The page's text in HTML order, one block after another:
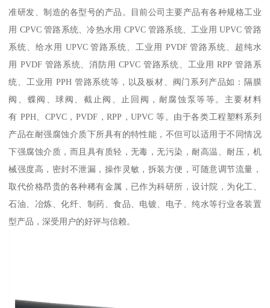
准研发、制造的各型号的产品。目前公司主要产品有各种规格工业
用 CPVC 管路系统、冷热水用 CPVC 管路系统、工业用 UPVC 管路
系统、给水用 UPVC 管路系统、工业用 PVDF 管路系统、超纯水
用 PVDF 管路系统、消防用 CPVC 管路系统、工业用 RPP 管路系
统、工业用 PPH 管路系统等，以及板材、阀门系列产品如：隔膜
阀、蝶阀、球阀、截止阀、止回阀，耐腐蚀泵等等。主要材料
有 PPH、CPVC，PVDF，RPP，UPVC 等。由于各类工程塑料系列
产品在耐强腐蚀介质下所具有的特性能，不但可以适用于不同情况
下强腐蚀介质，而且具有质轻，无毒，无污染，耐高温、耐压，机
械强度高，密封不泄漏，操作灵敏，拆装方便，可随意调节流量，
取代价格昂贵的各种稀有金属，已作为科研所，设计院，为化工、
石油、冶炼、化纤、制药、食品、电镀、电子、纯水等行业各装置
型产品，深受用户的好评与信赖。